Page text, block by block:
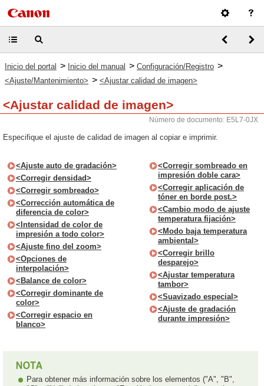
Inicio del portal > Inicio del manual > Configuración/Registro >
<Ajuste/Mantenimiento> > <Ajustar calidad de imagen>
<Ajustar calidad de imagen>
Número de documento: E5L7-0JX
Especifique el ajuste de calidad de imagen al copiar e imprimir.
<Ajuste auto de gradación>
<Corregir densidad>
<Corregir sombreado>
<Corrección automática de
diferencia de color>
<Intensidad de color de
impresión a todo color>
<Ajuste fino del zoom>
<Opciones de
interpolación>
<Balance de color>
<Corregir dominante de
color>
<Corregir espacio en
blanco>
<Corregir sombreado en
impresión doble cara>
<Corregir aplicación de
tóner en borde post.>
<Cambio modo de ajuste
temperatura fijación>
<Modo baja temperatura
ambiental>
<Corregir brillo
desparejo>
<Ajustar temperatura
tambor>
<Suavizado especial>
<Ajuste de gradación
durante impresión>
Para obtener más información sobre los elementos ("A", "B",